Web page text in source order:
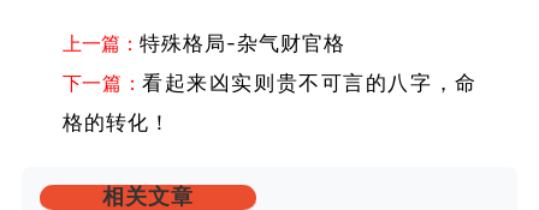
上一篇： 特殊格局-杂气财官格
下一篇：看起来凶实则贵不可言的八字，命
格的转化！
相关文章